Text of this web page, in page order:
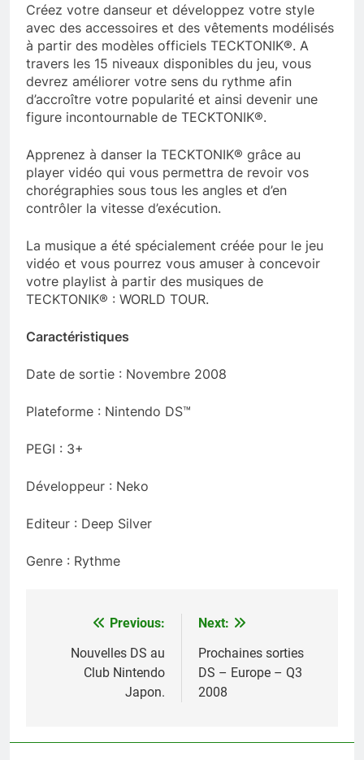
Créez votre danseur et développez votre style
avec des accessoires et des vêtements modélisés
à partir des modèles officiels TECKTONIK®. A
travers les 15 niveaux disponibles du jeu, vous
devrez améliorer votre sens du rythme afin
d’accroître votre popularité et ainsi devenir une
figure incontournable de TECKTONIK®.
Apprenez à danser la TECKTONIK® grâce au
player vidéo qui vous permettra de revoir vos
chorégraphies sous tous les angles et d’en
contrôler la vitesse d’exécution.
La musique a été spécialement créée pour le jeu
vidéo et vous pourrez vous amuser à concevoir
votre playlist à partir des musiques de
TECKTONIK® : WORLD TOUR.
Caractéristiques
Date de sortie : Novembre 2008
Plateforme : Nintendo DS™
PEGI : 3+
Développeur : Neko
Editeur : Deep Silver
Genre : Rythme
NavigationPrevious:
Nouvelles DS au
Club Nintendo
Japon.
Next:
Prochaines sorties
DS – Europe – Q3
2008